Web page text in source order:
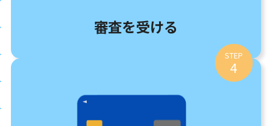
審査を受ける
STEP
4